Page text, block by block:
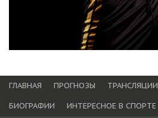
ГЛАВНАЯ ПРОГНОЗЫ ТРАНСЛЯЦИИ
БИОГРАФИИ
ИНТЕРЕСНОЕ В СПОРТЕ